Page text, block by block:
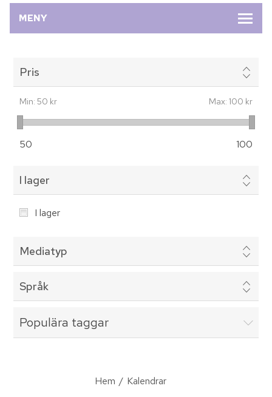
MENY
Pris
Min: 50 kr Max: 100 kr
50 100
I lager
I lager
Mediatyp
Språk
Populära taggar
Hem / Kalendrar